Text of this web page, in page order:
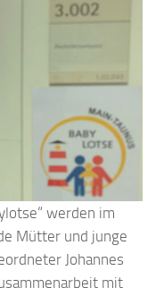
werden im
Mütter und junge
Johannes
mit